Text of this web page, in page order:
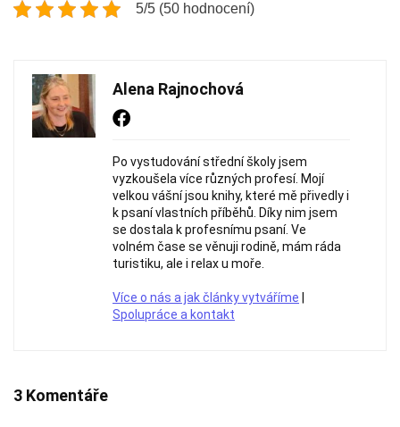
5/5 (50 hodnocení)
Alena Rajnochová
Po vystudování střední školy jsem
vyzkoušela více různých profesí. Mojí
velkou vášní jsou knihy, které mě přivedly i
k psaní vlastních příběhů. Díky nim jsem
se dostala k profesnímu psaní. Ve
volném čase se věnuji rodině, mám ráda
turistiku, ale i relax u moře.
Více o nás a jak články vytváříme
Spolupráce a kontakt
3 Komentáře